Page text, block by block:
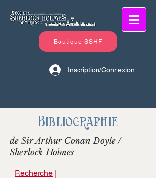
Boutique SSHF
Inscription/Connexion
Bibliographie
de Sir Arthur Conan Doyle /
Sherlock Holmes
Recherche |